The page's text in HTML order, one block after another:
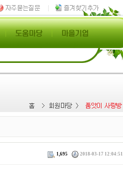
1,695 2018-03-17 12:04:51